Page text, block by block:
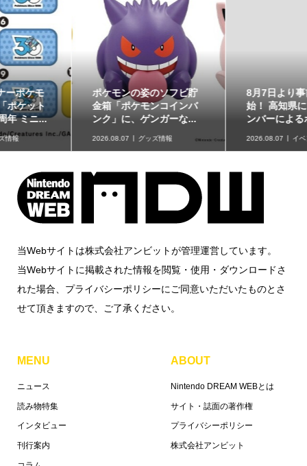
ポケモンの姿のソフビ貯
金箱「ポケモンコインバ
ンク」に、ゲンガーな...
2026.08.07 グッズ情報
8月7日より事前抽選開
始！ 高知県にて「N響メ
ンバーによるポケモン...
2026.08.07 イベント情報
当Webサイトは株式会社アンビットが管理運営しています。
当Webサイトに掲載された情報を閲覧・使用・ダウンロードさ
れた場合、プライバシーポリシーにご同意いただいたものとさ
せて頂きますので、ご了承ください。
MENU
ニュース
読み物特集
インタビュー
刊行案内
ABOUT
Nintendo DREAM WEBとは
サイト・誌面の著作権
プライバシーポリシー
株式会社アンビット